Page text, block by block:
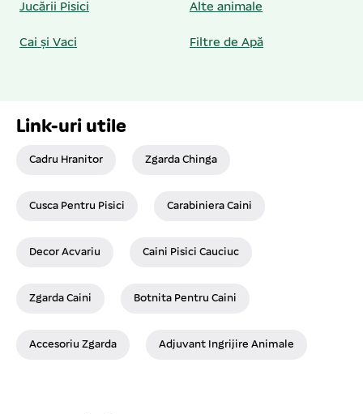
Jucării Pisici Alte animale
Cai și Vaci Filtre de Apă
Link-uri utile
Cadru Hranitor Zgarda Chinga
Cusca Pentru Pisici Carabiniera Caini
Decor Acvariu Caini Pisici Cauciuc
Zgarda Caini Botnita Pentru Caini
Accesoriu Zgarda Adjuvant Ingrijire Animale